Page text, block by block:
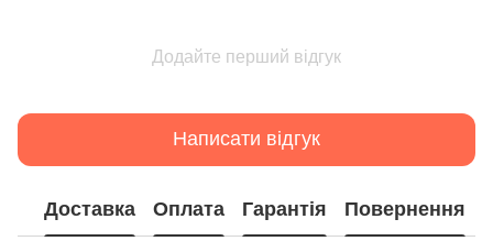
Додайте перший відгук
Написати відгук
Доставка Оплата Гарантія Повернення